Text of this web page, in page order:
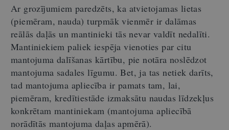
Ar grozījumiem paredzēts, ka atvietojamas lietas
(piemēram, nauda) turpmāk vienmēr ir dalāmas
reālās daļās un mantinieki tās nevar valdīt nedalīti.
Mantiniekiem paliek iespēja vienoties par citu
mantojuma dalīšanas kārtību, pie notāra noslēdzot
mantojuma sadales līgumu. Bet, ja tas netiek darīts,
tad mantojuma apliecība ir pamats tam, lai,
piemēram, kredītiestāde izmaksātu naudas līdzekļus
konkrētam mantiniekam (mantojuma apliecībā
norādītās mantojuma daļas apmērā).